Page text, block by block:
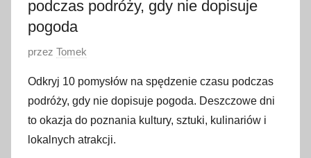
podczas podróży, gdy nie dopisuje
pogoda
O
u
b
l
i
przez Tomek
Odkryj 10 pomysłów na spędzenie czasu podczas
podróży, gdy nie dopisuje pogoda. Deszczowe dni
to okazja do poznania kultury, sztuki, kulinariów i
lokalnych atrakcji.